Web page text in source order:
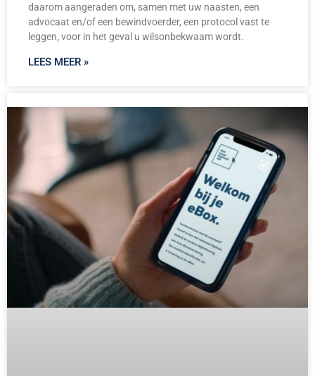
daarom aangeraden om, samen met uw naasten, een
advocaat en/of een bewindvoerder, een protocol vast te
leggen, voor in het geval u wilsonbekwaam wordt.
LEES MEER »